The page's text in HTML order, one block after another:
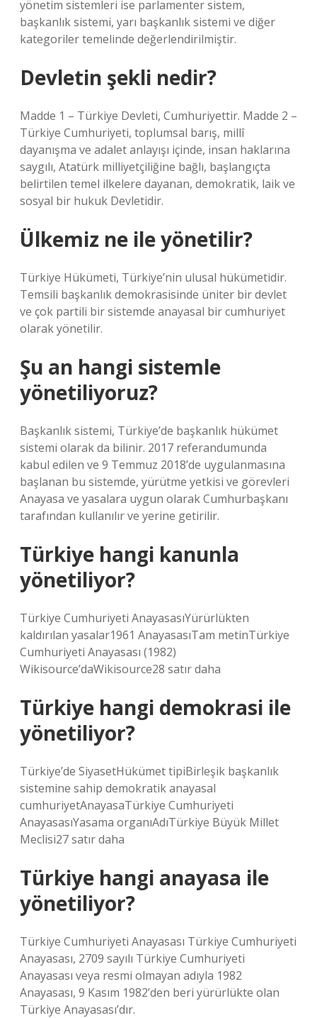
yönetim sistemleri ise parlamenter sistem,
başkanlık sistemi, yarı başkanlık sistemi ve diğer
kategoriler temelinde değerlendirilmiştir.
Devletin şekli nedir?
Madde 1 – Türkiye Devleti, Cumhuriyettir. Madde 2 –
Türkiye Cumhuriyeti, toplumsal barış, millî
dayanışma ve adalet anlayışı içinde, insan haklarına
saygılı, Atatürk milliyetçiliğine bağlı, başlangıçta
belirtilen temel ilkelere dayanan, demokratik, laik ve
sosyal bir hukuk Devletidir.
Ülkemiz ne ile yönetilir?
Türkiye Hükümeti, Türkiye’nin ulusal hükümetidir.
Temsili başkanlık demokrasisinde üniter bir devlet
ve çok partili bir sistemde anayasal bir cumhuriyet
olarak yönetilir.
Şu an hangi sistemle
yönetiliyoruz?
Başkanlık sistemi, Türkiye’de başkanlık hükümet
sistemi olarak da bilinir. 2017 referandumunda
kabul edilen ve 9 Temmuz 2018’de uygulanmasına
başlanan bu sistemde, yürütme yetkisi ve görevleri
Anayasa ve yasalara uygun olarak Cumhurbaşkanı
tarafından kullanılır ve yerine getirilir.
Türkiye hangi kanunla
yönetiliyor?
Türkiye Cumhuriyeti AnayasasıYürürlükten
kaldırılan yasalar1961 AnayasasıTam metinTürkiye
Cumhuriyeti Anayasası (1982)
Wikisource’daWikisource28 satır daha
Türkiye hangi demokrasi ile
yönetiliyor?
Türkiye’de SiyasetHükümet tipiBirleşik başkanlık
sistemine sahip demokratik anayasal
cumhuriyetAnayasaTürkiye Cumhuriyeti
AnayasasıYasama organıAdıTürkiye Büyük Millet
Meclisi27 satır daha
Türkiye hangi anayasa ile
yönetiliyor?
Türkiye Cumhuriyeti Anayasası Türkiye Cumhuriyeti
Anayasası, 2709 sayılı Türkiye Cumhuriyeti
Anayasası veya resmi olmayan adıyla 1982
Anayasası, 9 Kasım 1982’den beri yürürlükte olan
Türkiye Anayasası’dır.